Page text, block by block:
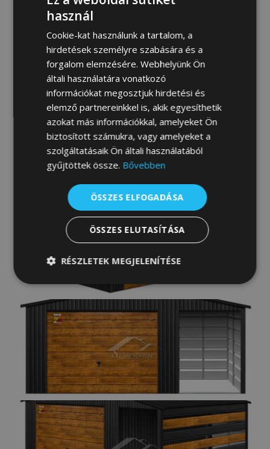
Fotógaléria:
használ
Cookie-kat használunk a tartalom, a
hirdetések személyre szabására és a
forgalom elemzésére. Webhelyünk Ön
általi használatára vonatkozó
információkat megosztjuk hirdetési és
elemző partnereinkkel is, akik egyesíthetik
azokat más információkkal, amelyeket Ön
biztosított számukra, vagy amelyeket a
szolgáltatásaik Ön általi használatából
gyűjtöttek össze. Bővebben
ÖSSZES ELFOGADÁSA
ÖSSZES ELUTASÍTÁSA
RÉSZLETEK MEGJELENÍTÉSE
Elengedhetetlenül
szükséges
Teljesítmény
Célzás Funkcionalitás
Besorolatlan